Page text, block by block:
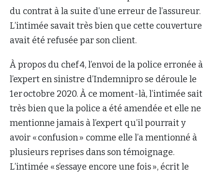
du contrat à la suite d’une erreur de l’assureur.
L’intimée savait très bien que cette couverture
avait été refusée par son client.
À propos du chef 4, l’envoi de la police erronée à
l’expert en sinistre d’Indemnipro se déroule le
1er octobre 2020. À ce moment-là, l’intimée sait
très bien que la police a été amendée et elle ne
mentionne jamais à l’expert qu’il pourrait y
avoir « confusion » comme elle l’a mentionné à
plusieurs reprises dans son témoignage.
L’intimée « s’essaye encore une fois », écrit le